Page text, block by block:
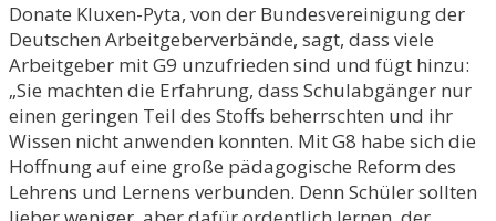
Donate Kluxen-Pyta, von der Bundesvereinigung der
Deutschen Arbeitgeberverbände, sagt, dass viele
Arbeitgeber mit G9 unzufrieden sind und fügt hinzu:
„Sie machten die Erfahrung, dass Schulabgänger nur
einen geringen Teil des Stoffs beherrschten und ihr
Wissen nicht anwenden konnten. Mit G8 habe sich die
Hoffnung auf eine große pädagogische Reform des
Lehrens und Lernens verbunden. Denn Schüler sollten